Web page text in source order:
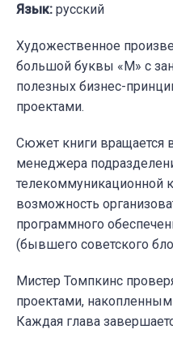
Язык: русский
Художественное
большой буквы «М» с
полезных бизнес-
проектами.
Сюжет книги вращается
менеджера
телекоммуникационной
возможность
программного
(бывшего советского
Мистер Томпкинс
проектами,
Каждая глава